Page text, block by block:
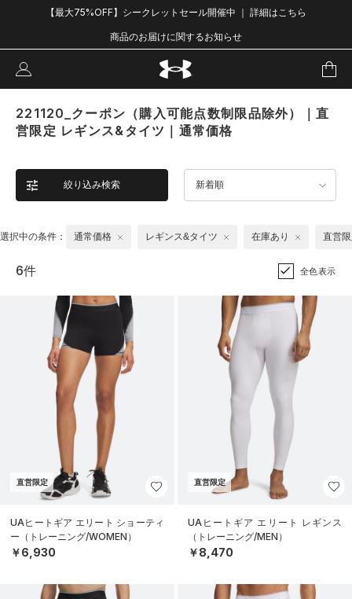
【最大75%OFF】シークレットセール開催中 ｜ 詳細はこちら
商品のお届けに関するお知らせ
221120_クーポン（購入可能点数制限品除外）｜直
営限定 レギンス&タイツ｜通常価格
絞り込み検索 新着順
選択中の条件： 通常価格 レギンス&タイツ 在庫あり 直営
6件 全色表示
直営限定
UAヒートギア エリート ショーティ
ー（トレーニング/WOMEN）
￥6,930
直営限定
UAヒートギア エリート レギンス
（トレーニング/MEN）
￥8,470